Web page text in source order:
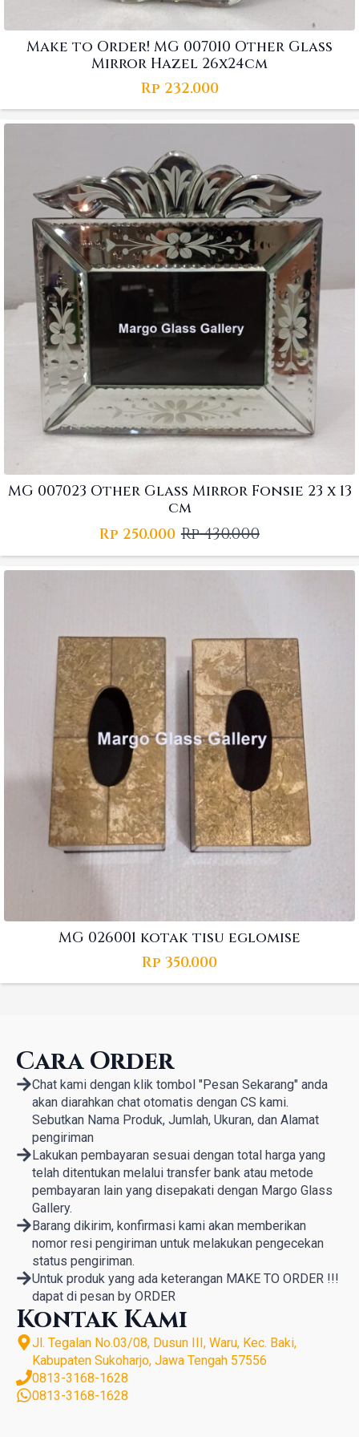
Make to Order! MG 007010 Other Glass
Mirror Hazel 26x24cm
Rp 232.000
MG 007023 Other Glass Mirror Fonsie 23 x 13
cm
Rp430.000
Original
price
was:
Rp 250.000 Current
price
is:
MG 026001 kotak tisu eglomise
Rp 350.000
Cara Order
Chat kami dengan klik tombol "Pesan Sekarang" anda
akan diarahkan chat otomatis dengan CS kami.
Sebutkan Nama Produk, Jumlah, Ukuran, dan Alamat
pengiriman
Lakukan pembayaran sesuai dengan total harga yang
telah ditentukan melalui transfer bank atau metode
pembayaran lain yang disepakati dengan Margo Glass
Gallery.
Barang dikirim, konfirmasi kami akan memberikan
nomor resi pengiriman untuk melakukan pengecekan
status pengiriman.
Untuk produk yang ada keterangan MAKE TO ORDER !!!
dapat di pesan by ORDER
Kontak Kami
Jl. Tegalan No.03/08, Dusun III, Waru, Kec. Baki,
Kabupaten Sukoharjo, Jawa Tengah 57556
0813-3168-1628
0813-3168-1628